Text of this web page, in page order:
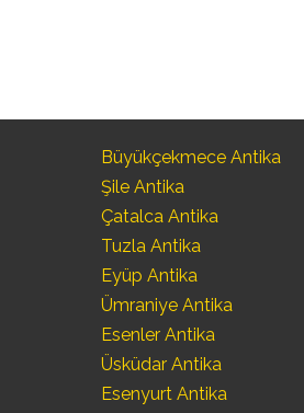
Büyükçekmece Antika
Şile Antika
Çatalca Antika
Tuzla Antika
Eyüp Antika
Ümraniye Antika
Esenler Antika
Üsküdar Antika
Esenyurt Antika